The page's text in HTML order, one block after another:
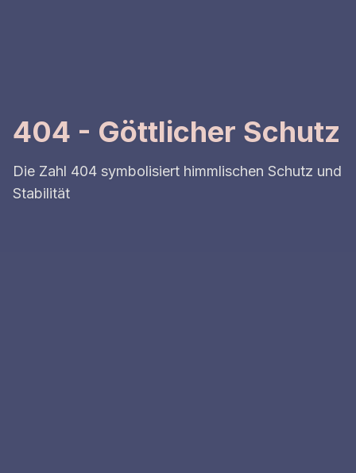
404 - Göttlicher Schutz
Die Zahl 404 symbolisiert himmlischen Schutz und
Stabilität